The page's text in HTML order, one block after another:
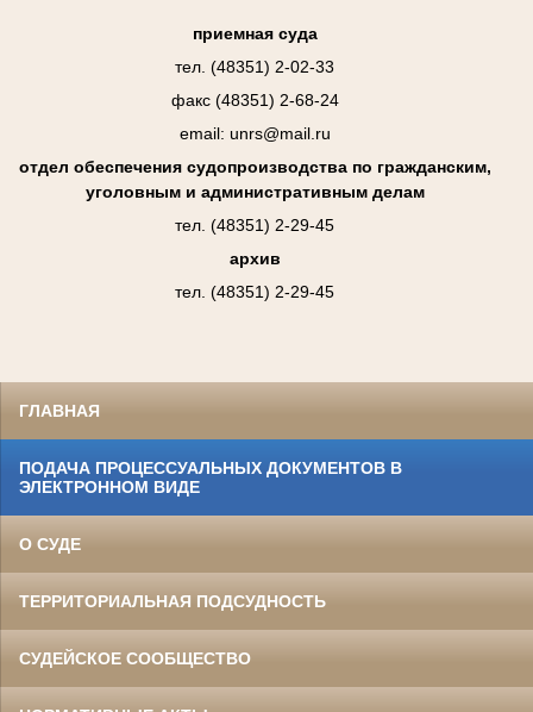
приемная суда
тел. (48351) 2-02-33
факс (48351) 2-68-24
email: unrs@mail.ru
отдел обеспечения судопроизводства по гражданским,
уголовным и административным делам
тел. (48351) 2-29-45
архив
тел. (48351) 2-29-45
ГЛАВНАЯ
ПОДАЧА ПРОЦЕССУАЛЬНЫХ ДОКУМЕНТОВ В
ЭЛЕКТРОННОМ ВИДЕ
О СУДЕ
ТЕРРИТОРИАЛЬНАЯ ПОДСУДНОСТЬ
СУДЕЙСКОЕ СООБЩЕСТВО